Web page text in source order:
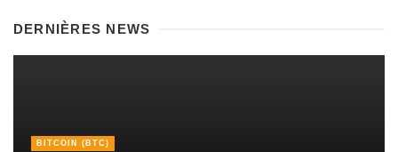
DERNIÈRES NEWS
BITCOIN (BTC)